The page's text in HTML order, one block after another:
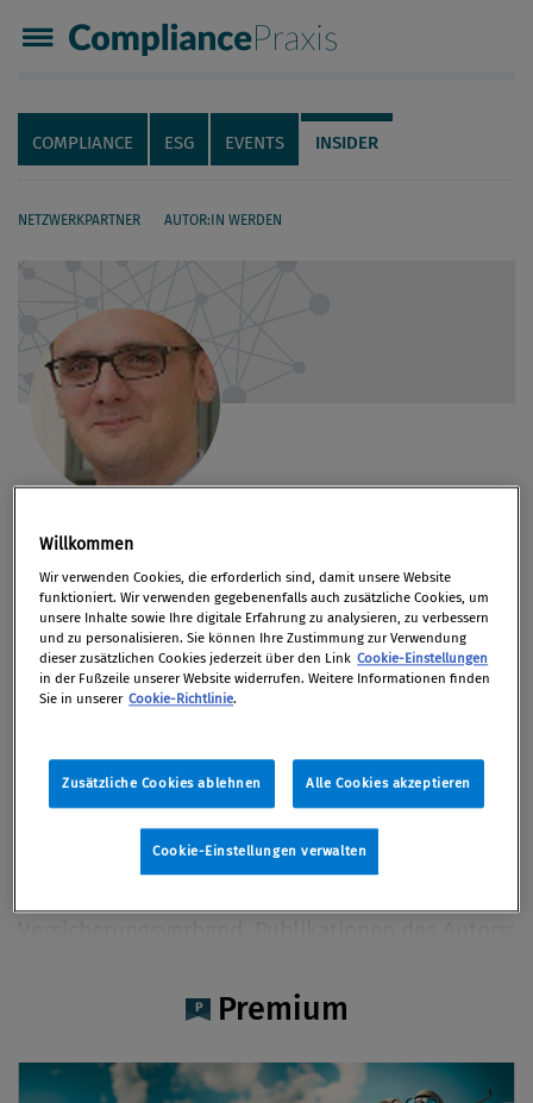
Compliance Praxis
Servicenavigation
Navigation
COMPLIANCE ESG EVENTS INSIDER
NETZWERKPARTNER AUTOR:IN WERDEN
Dr. Zeljko Peric
Artikel auf Xing teilen
Artikel auf linkedIn teilen
Artikel auf Facebook teilen
Artikellink kopieren
Artikel per Mail teilen
Vita
Dr. Zeljko Peric leitet die Abteilung Compliance,
Geldwäscheprävention und Datenschutz in der
Sparkassen Versicherung AG Vienna Insurance
Group. Weiters ist er Vorsitzender des
Überlassung an Zahlungs statt (§ 154 AußStrG),
RdW 2013/327, 324 Premium
Willkommen
Wir verwenden Cookies, die erforderlich sind, damit unsere Website
funktioniert. Wir verwenden gegebenenfalls auch zusätzliche Cookies, um
unsere Inhalte sowie Ihre digitale Erfahrung zu analysieren, zu verbessern
und zu personalisieren. Sie können Ihre Zustimmung zur Verwendung
dieser zusätzlichen Cookies jederzeit über den Link Cookie-Einstellungen
in der Fußzeile unserer Website widerrufen. Weitere Informationen finden
Sie in unserer Cookie-Richtlinie.
Zusätzliche Cookies ablehnen Alle Cookies akzeptieren
Cookie-Einstellungen verwalten